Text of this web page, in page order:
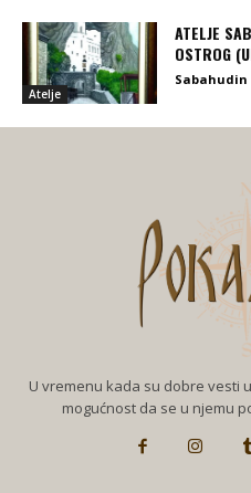
Atelje
ATELJE
OSTROG
U vremenu kada su dobre vesti
mogućnost da se u njemu